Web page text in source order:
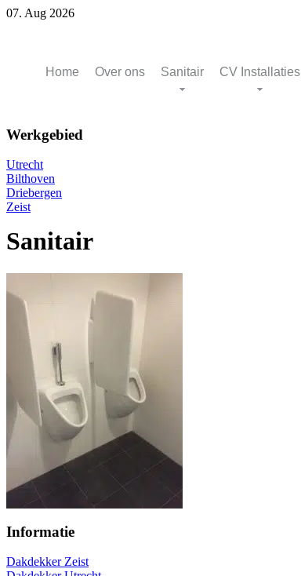
07. Aug 2026
Home Over ons Sanitair CV Installaties
Werkgebied
Utrecht
Bilthoven
Driebergen
Zeist
Sanitair
Informatie
Dakdekker Zeist